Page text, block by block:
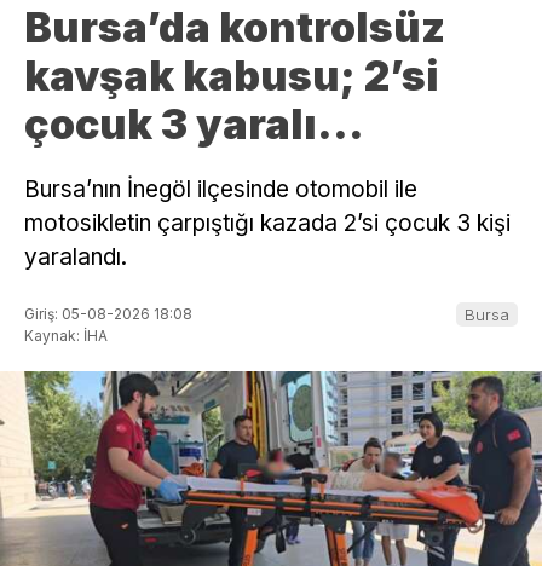
Bursa’da kontrolsüz
kavşak kabusu; 2’si
çocuk 3 yaralı…
Bursa’nın İnegöl ilçesinde otomobil ile
motosikletin çarpıştığı kazada 2’si çocuk 3 kişi
yaralandı.
Giriş: 05-08-2026 18:08
Kaynak: İHA
Bursa